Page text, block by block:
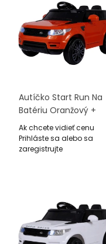
Autíčko Start Run Na
Batériu Oranžový +
Ovládač +
Bezpečnostné Funkcie
+ MP3 LED
Ak chcete vidieť cenu
Prihláste sa alebo sa
zaregistrujte